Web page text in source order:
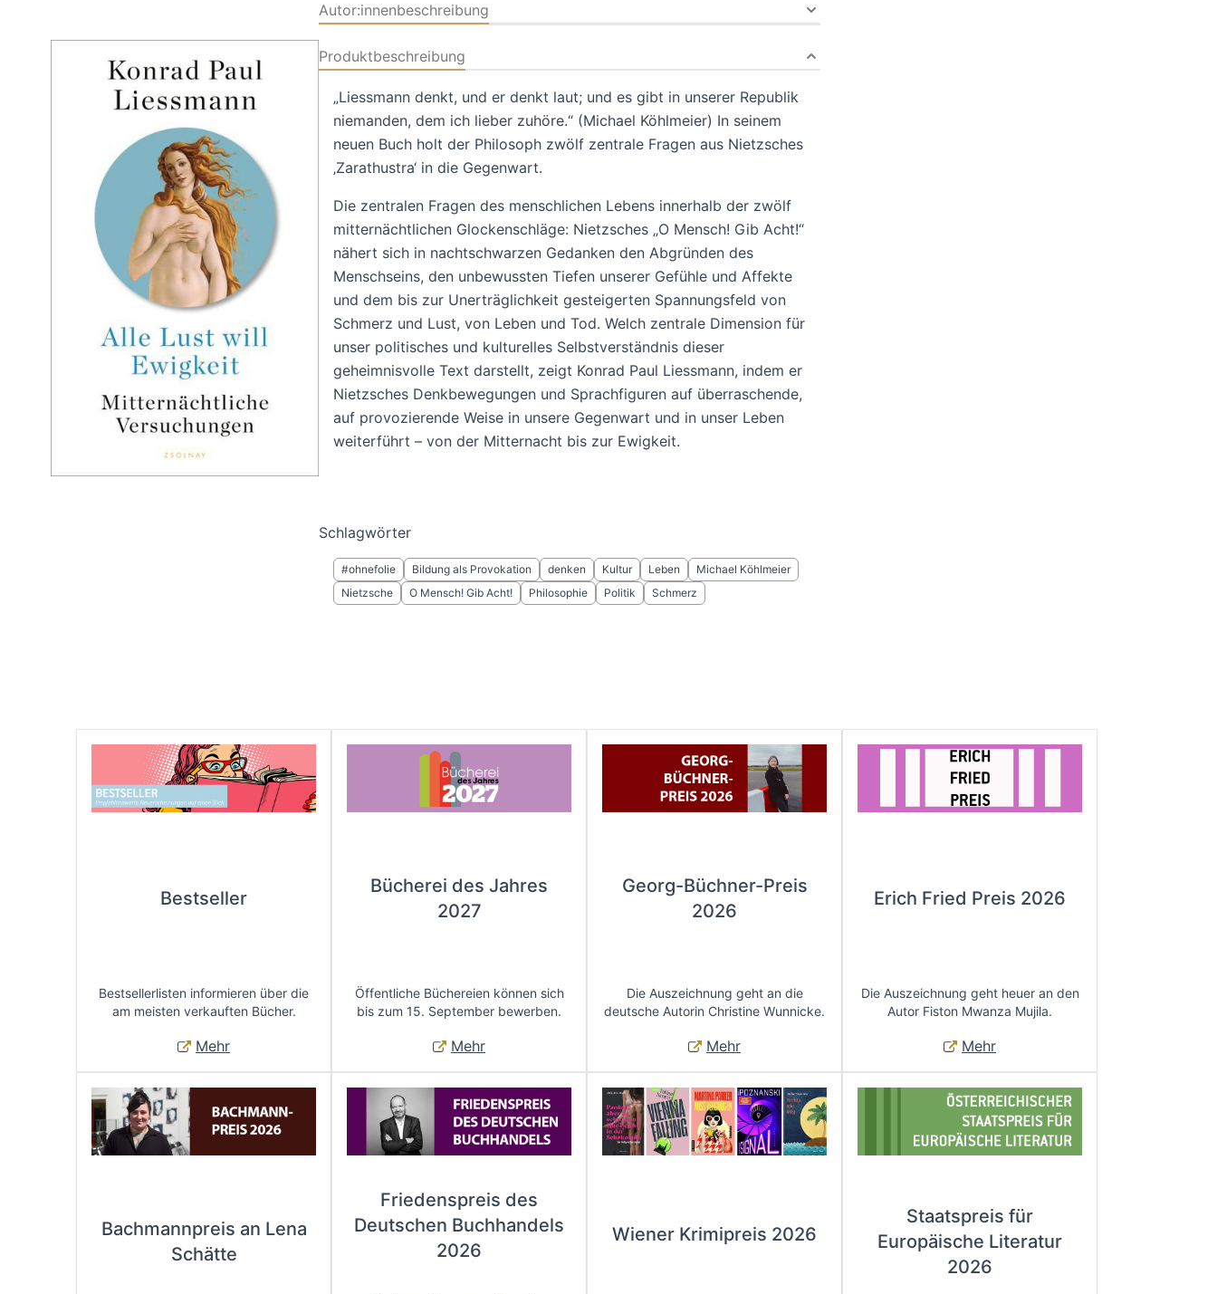
Autor:innenbeschreibung
Produktbeschreibung
„Liessmann denkt, und er denkt laut; und es gibt in unserer Republik
niemanden, dem ich lieber zuhöre.“ (Michael Köhlmeier) In seinem
neuen Buch holt der Philosoph zwölf zentrale Fragen aus Nietzsches
‚Zarathustra‘ in die Gegenwart.
Die zentralen Fragen des menschlichen Lebens innerhalb der zwölf
mitternächtlichen Glockenschläge: Nietzsches „O Mensch! Gib Acht!“
nähert sich in nachtschwarzen Gedanken den Abgründen des
Menschseins, den unbewussten Tiefen unserer Gefühle und Affekte
und dem bis zur Unerträglichkeit gesteigerten Spannungsfeld von
Schmerz und Lust, von Leben und Tod. Welch zentrale Dimension für
unser politisches und kulturelles Selbstverständnis dieser
geheimnisvolle Text darstellt, zeigt Konrad Paul Liessmann, indem er
Nietzsches Denkbewegungen und Sprachfiguren auf überraschende,
auf provozierende Weise in unsere Gegenwart und in unser Leben
weiterführt – von der Mitternacht bis zur Ewigkeit.
Schlagwörter
#ohnefolie Bildung als Provokation denken Kultur Leben
Michael Köhlmeier
Nietzsche
O Mensch! Gib Acht! Philosophie Politik Schmerz
Bestseller
Bestsellerlisten informieren über die
am meisten verkauften Bücher.
Mehr
Bücherei des Jahres
2027
Öffentliche Büchereien können sich
bis zum 15. September bewerben.
Mehr
Georg-Büchner-Preis
2026
Die Auszeichnung geht an die
deutsche Autorin Christine Wunnicke.
Mehr
Erich Fried Preis 2026
Die Auszeichnung geht heuer an den
Autor Fiston Mwanza Mujila.
Mehr
Bachmannpreis an Lena
Schätte
Friedenspreis des
Deutschen Buchhandels
2026
Wiener Krimipreis 2026
Staatspreis für
Europäische Literatur
2026